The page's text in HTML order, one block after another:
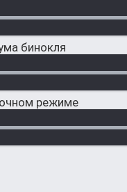
бинокля
режиме